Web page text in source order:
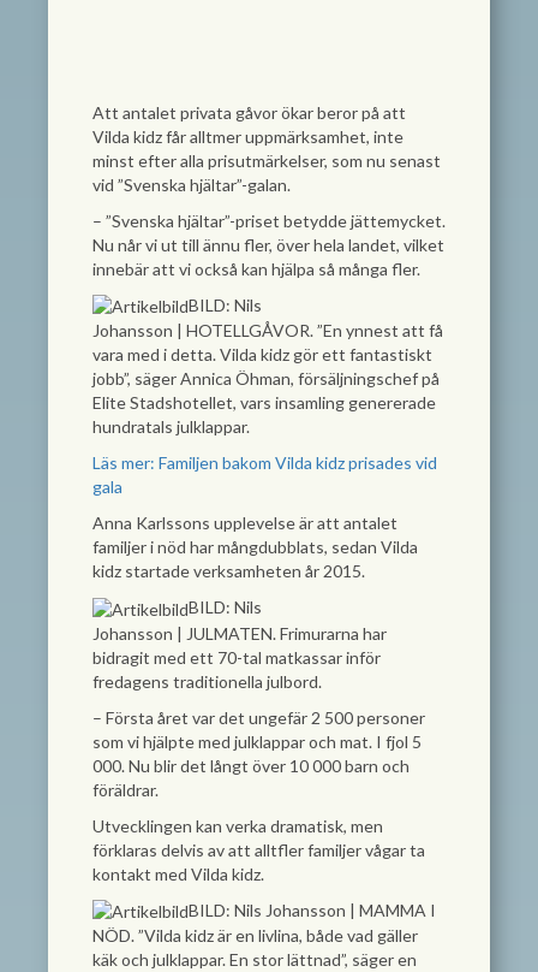
Att antalet privata gåvor ökar beror på att
Vilda kidz får alltmer uppmärksamhet, inte
minst efter alla prisutmärkelser, som nu senast
vid ”Svenska hjältar”-galan.
– ”Svenska hjältar”-priset betydde jättemycket.
Nu når vi ut till ännu fler, över hela landet, vilket
innebär att vi också kan hjälpa så många fler.
BILD: Nils
Johansson | HOTELLGÅVOR. ”En ynnest att få
vara med i detta. Vilda kidz gör ett fantastiskt
jobb”, säger Annica Öhman, försäljningschef på
Elite Stadshotellet, vars insamling genererade
hundratals julklappar.
Läs mer: Familjen bakom Vilda kidz prisades vid
gala
Anna Karlssons upplevelse är att antalet
familjer i nöd har mångdubblats, sedan Vilda
kidz startade verksamheten år 2015.
BILD: Nils
Johansson | JULMATEN. Frimurarna har
bidragit med ett 70-tal matkassar inför
fredagens traditionella julbord.
– Första året var det ungefär 2 500 personer
som vi hjälpte med julklappar och mat. I fjol 5
000. Nu blir det långt över 10 000 barn och
föräldrar.
Utvecklingen kan verka dramatisk, men
förklaras delvis av att alltfler familjer vågar ta
kontakt med Vilda kidz.
BILD: Nils Johansson | MAMMA I
NÖD. ”Vilda kidz är en livlina, både vad gäller
käk och julklappar. En stor lättnad”, säger en